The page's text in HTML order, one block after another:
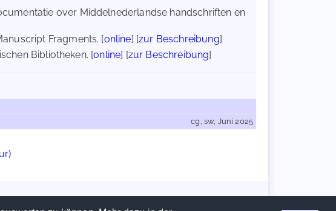
over Middelnederlandse handschriften en
Fragments. [online] [zur Beschreibung]
Bibliotheken. [online] [zur Beschreibung]
cg, sw, Juni 2025